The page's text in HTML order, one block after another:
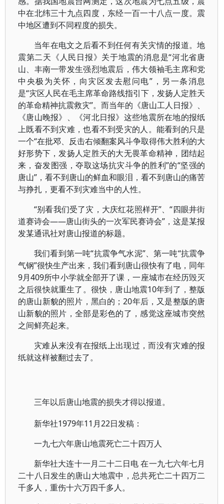
中在北纬三十九点四度，东经一百一十八点一度。震
中地区遭到不同程度的损失。
当年在电文之后看不到任何有关灾情的报道。地
震第二天《人民日报》关于地震的消息是“河北省唐
山、丰南一带发生强烈地震后，伟大领袖毛主席和党
中央极为关怀，向灾区发去慰问电”，另一条消息
是“灾区人民在毛主席革命路线指引下，发扬人定胜天
的革命精神抗震救灾”。而当年的《唐山工人日报》、
《唐山晚报》、《河北日报》这些地震所在地的报纸
上既看不到灾难，也看不到受灾的人。能看到的只是
一个“在批邓、反击右倾翻案风斗争取得伟大胜利的大
好形势下，发扬人定胜天的大无畏革命精神，团结起
来，奋发图强，夺取这场抗灾斗争的胜利”的“坚强的
唐山”，看不到唐山的鲜血和眼泪，看不到唐山的痛苦
与挣扎，更看不到灾难当中的人性。
“别看我们受了灾，大庆红花照样开”、“四眼井街
道赛诗会——唐山街头的一次军民赛诗会”，这是某报
发某通讯社对唐山报道的标题。
我们看到第一吨“抗震争气水泥”、第一吨“抗震争
气钢”很快生产出来，我们看到唐山很快有了电，同年
9月409所中小学就全部开了课，一座城市在经历毁灭
之后很快就重生了。很快，唐山地震10年到了，整版
的唐山新貌的照片，黑白的；20年后，又是整版的唐
山新貌的照片，全部是彩色的了，感觉这座城市突然
之间鲜亮起来。
灾难从来没有在报纸上出现过，而没有灾难的报
纸就这样被翻过去了。
三年以后唐山地震的损失才得以报道。
新华社1979年11月22日发稿：
一九七六年唐山地震死亡二十四万人
新华社大连十一月二十二日电 在一九七六年七月
二十八日发生的唐山大地震中，总共死亡二十四万二
千多人，重伤十六万四千多人。